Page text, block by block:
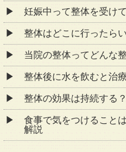
妊娠中って整体を受け
整体はどこに行ったら
当院の整体ってどんな
整体後に水を飲むと治
整体の効果は持続する
食事で気をつけること
解説